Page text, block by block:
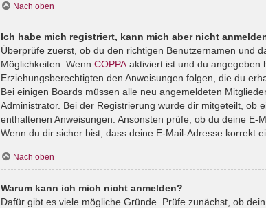
Nach oben
Ich habe mich registriert, kann mich aber nicht
Überprüfe zuerst, ob du den richtigen Benutzernamen und
Möglichkeiten. Wenn COPPA aktiviert ist und du angegeben
Erziehungsberechtigten den Anweisungen folgen, die du
Bei einigen Boards müssen alle neu angemeldeten
Administrator. Bei der Registrierung wurde dir mitgeteilt, ob
enthaltenen Anweisungen. Ansonsten prüfe, ob du deine
Wenn du dir sicher bist, dass deine E-Mail-Adresse korrekt
Nach oben
Warum kann ich mich nicht anmelden?
Dafür gibt es viele mögliche Gründe. Prüfe zunächst, ob